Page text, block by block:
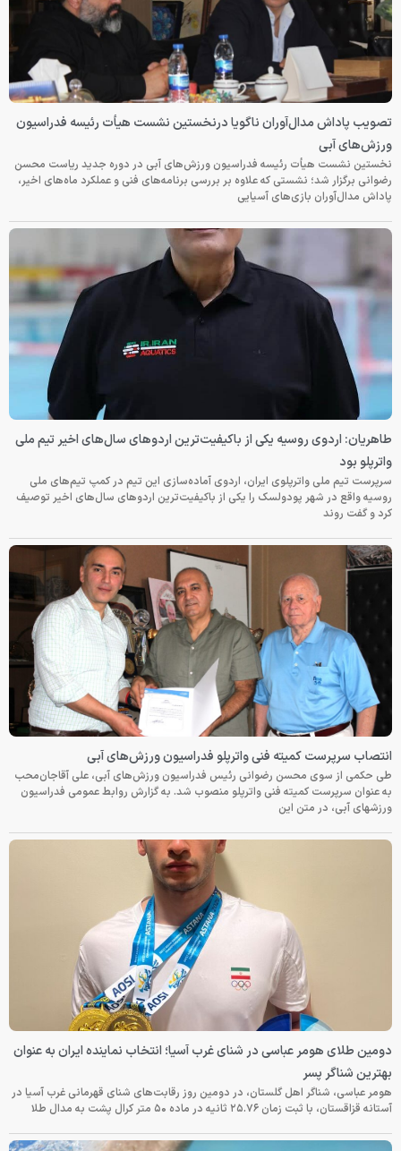
تصویب پاداش مدال‌آوران ناگویا درنخستین نشست هیأت رئیسه فدراسیون
ورزش‌های آبی
نخستین نشست هیأت رئیسه فدراسیون ورزش‌های آبی در دوره جدید ریاست محسن
رضوانی برگزار شد؛ نشستی که علاوه بر بررسی برنامه‌های فنی و عملکرد ماه‌های اخیر،
پاداش مدال‌آوران بازی‌های آسیایی
طاهریان: اردوی روسیه یکی از باکیفیت‌ترین اردوهای سال‌های اخیر تیم ملی
واترپلو بود
سرپرست تیم ملی واترپلوی ایران، اردوی آماده‌سازی این تیم در کمپ تیم‌های ملی
روسیه واقع در شهر پودولسک را یکی از باکیفیت‌ترین اردوهای سال‌های اخیر توصیف
کرد و گفت روند
انتصاب سرپرست کمیته فنی واترپلو فدراسیون ورزش‌های آبی
طی حکمی از سوی محسن رضوانی رئیس فدراسیون ورزش‌های آبی، علی آقاجان‌محب
به عنوان سرپرست کمیته فنی واترپلو منصوب شد. به گزارش روابط عمومی فدراسیون
ورزشهای آبی، در متن این
دومین طلای هومر عباسی در شنای غرب آسیا؛ انتخاب نماینده ایران به عنوان
بهترین شناگر پسر
هومر عباسی، شناگر اهل گلستان، در دومین روز رقابت‌های شنای قهرمانی غرب آسیا در
آستانه قزاقستان، با ثبت زمان ۲۵.۷۶ ثانیه در ماده ۵۰ متر کرال پشت به مدال طلا